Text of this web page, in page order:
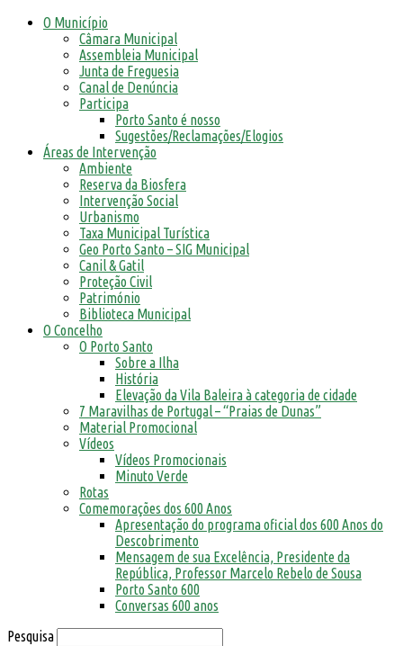
O Município
Câmara Municipal
Assembleia Municipal
Junta de Freguesia
Canal de Denúncia
Participa
Porto Santo é nosso
Sugestões/Reclamações/Elogios
Áreas de Intervenção
Ambiente
Reserva da Biosfera
Intervenção Social
Urbanismo
Taxa Municipal Turística
Geo Porto Santo – SIG Municipal
Canil & Gatil
Proteção Civil
Património
Biblioteca Municipal
O Concelho
O Porto Santo
Sobre a Ilha
História
Elevação da Vila Baleira à categoria de cidade
7 Maravilhas de Portugal – “Praias de Dunas”
Material Promocional
Vídeos
Vídeos Promocionais
Minuto Verde
Rotas
Comemorações dos 600 Anos
Apresentação do programa oficial dos 600 Anos do
Descobrimento
Mensagem de sua Excelência, Presidente da
República, Professor Marcelo Rebelo de Sousa
Porto Santo 600
Conversas 600 anos
Pesquisa